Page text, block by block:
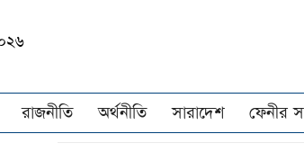
রাজনীতি অর্থনীতি সারাদেশ ফেনীর